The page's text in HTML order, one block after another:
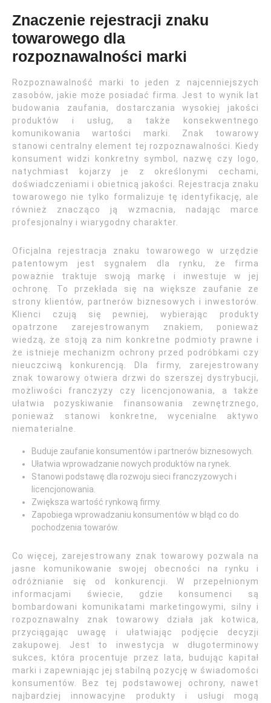
Znaczenie rejestracji znaku
towarowego dla
rozpoznawalności marki
Rozpoznawalność marki to jeden z najcenniejszych
zasobów, jakie może posiadać firma. Jest to wynik lat
budowania zaufania, dostarczania wysokiej jakości
produktów i usług, a także konsekwentnego
komunikowania wartości marki. Znak towarowy
stanowi centralny element tej rozpoznawalności. Kiedy
konsument widzi konkretny symbol, nazwę czy logo,
natychmiast kojarzy je z określonymi cechami,
doświadczeniami i obietnicą jakości. Rejestracja znaku
towarowego nie tylko formalizuje tę identyfikację, ale
również znacząco ją wzmacnia, nadając marce
profesjonalny i wiarygodny charakter.
Oficjalna rejestracja znaku towarowego w urzędzie
patentowym jest sygnałem dla rynku, że firma
poważnie traktuje swoją markę i inwestuje w jej
ochronę. To przekłada się na większe zaufanie ze
strony klientów, partnerów biznesowych i inwestorów.
Klienci czują się pewniej, wybierając produkty
opatrzone zarejestrowanym znakiem, ponieważ
wiedzą, że stoją za nim konkretne podmioty prawne i
że istnieje mechanizm ochrony przed podróbkami czy
nieuczciwą konkurencją. Dla firmy, zarejestrowany
znak towarowy otwiera drzwi do szerszej dystrybucji,
możliwości franczyzy czy licencjonowania, a także
ułatwia pozyskiwanie finansowania zewnętrznego,
ponieważ stanowi konkretne, wycenialne aktywo
niematerialne.
Buduje zaufanie konsumentów i partnerów biznesowych.
Ułatwia wprowadzanie nowych produktów na rynek.
Stanowi podstawę dla rozwoju sieci franczyzowych i
licencjonowania.
Zwiększa wartość rynkową firmy.
Zapobiega wprowadzaniu konsumentów w błąd co do
pochodzenia towarów.
Co więcej, zarejestrowany znak towarowy pozwala na
jasne komunikowanie swojej obecności na rynku i
odróżnianie się od konkurencji. W przepełnionym
informacjami świecie, gdzie konsumenci są
bombardowani komunikatami marketingowymi, silny i
rozpoznawalny znak towarowy działa jak kotwica,
przyciągając uwagę i ułatwiając podjęcie decyzji
zakupowej. Jest to inwestycja w długoterminowy
sukces, która procentuje przez lata, budując kapitał
marki i zapewniając jej stabilną pozycję w świadomości
konsumentów. Bez tej podstawowej ochrony, nawet
najbardziej innowacyjne produkty i usługi mogą